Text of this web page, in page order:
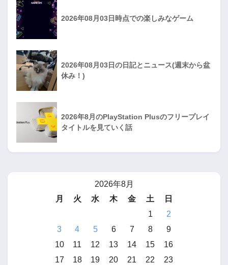
2026年08月03日時点での楽しみなゲーム
2026年08月03日の日記とニュース(週末から盆
休み！)
2026年8月のPlayStation Plusのフリープレイ
タイトルを見ていく話
2026年8月
月
火 水 木 金 土
日
1
2
3
4 5 6 7 8
9
10
11 12 13 14 15
16
17
18 19 20 21 22
23